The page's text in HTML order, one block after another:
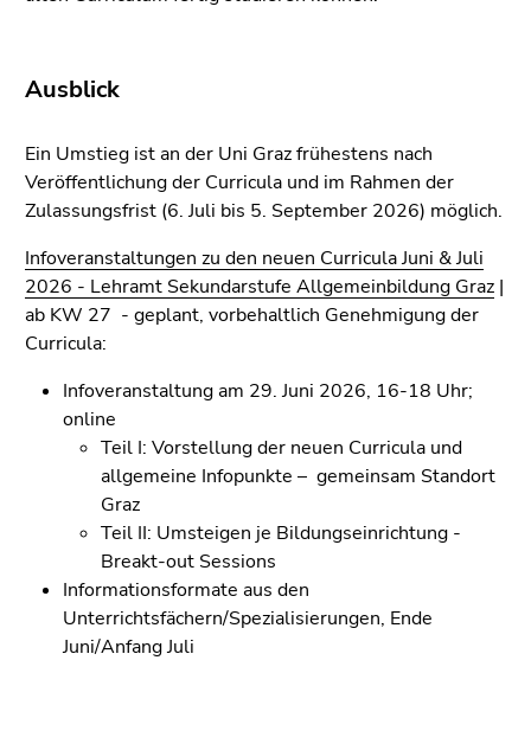
Ausblick
Ein Umstieg ist an der Uni Graz frühestens nach
Veröffentlichung der Curricula und im Rahmen der
Zulassungsfrist (6. Juli bis 5. September 2026) möglich.
Infoveranstaltungen zu den neuen Curricula Juni & Juli
2026 - Lehramt Sekundarstufe Allgemeinbildung Graz |
ab KW 27 - geplant, vorbehaltlich Genehmigung der
Curricula:
Infoveranstaltung am 29. Juni 2026, 16-18 Uhr;
online
Teil I: Vorstellung der neuen Curricula und
allgemeine Infopunkte – gemeinsam Standort
Graz
Teil II: Umsteigen je Bildungseinrichtung -
Breakt-out Sessions
Informationsformate aus den
Unterrichtsfächern/Spezialisierungen, Ende
Juni/Anfang Juli